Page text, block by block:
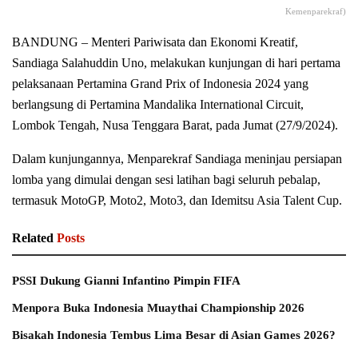
Kemenparekraf)
BANDUNG – Menteri Pariwisata dan Ekonomi Kreatif,
Sandiaga Salahuddin Uno, melakukan kunjungan di hari pertama
pelaksanaan Pertamina Grand Prix of Indonesia 2024 yang
berlangsung di Pertamina Mandalika International Circuit,
Lombok Tengah, Nusa Tenggara Barat, pada Jumat (27/9/2024).
Dalam kunjungannya, Menparekraf Sandiaga meninjau persiapan
lomba yang dimulai dengan sesi latihan bagi seluruh pebalap,
termasuk MotoGP, Moto2, Moto3, dan Idemitsu Asia Talent Cup.
Related Posts
PSSI Dukung Gianni Infantino Pimpin FIFA
Menpora Buka Indonesia Muaythai Championship 2026
Bisakah Indonesia Tembus Lima Besar di Asian Games 2026?